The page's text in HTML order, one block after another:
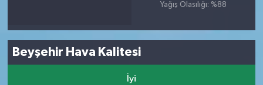
Yağış Olasılığı: %88
Beyşehir Hava Kalitesi
İyi